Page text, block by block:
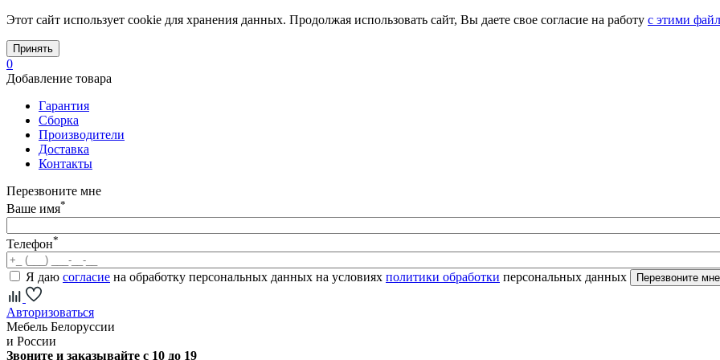
Этот сайт использует cookie для хранения данных. Продолжая использовать сайт, Вы даете свое согласие на работу с этими
Принять
0
Добавление товара
Гарантия
Сборка
Производители
Доставка
Контакты
Перезвоните мне
Ваше имя*
Телефон*
Я даю согласие на обработку персональных данных на условиях политики обработки персональных данных
Авторизоваться
Мебель Белоруссии
и России
Звоните и заказывайте с 10 до 19